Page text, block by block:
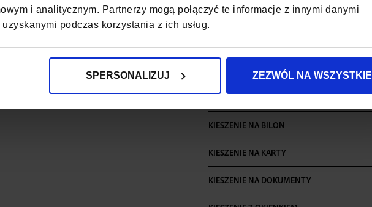
i analitycznym. Partnerzy mogą połączyć te informacje z innymi danymi
podczas korzystania z ich usług.
SPERSONALIZUJ ZEZWÓL NA WSZYSTKIE
PUDEŁKO
KIESZENIE NA BANKNOTY
KIESZENIE NA BILON
KIESZENIE NA KARTY
KIESZENIE NA DOKUMENTY